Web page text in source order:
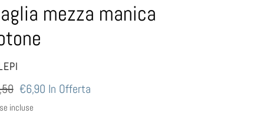
mezza manica
Prezzo
scontato
€6,90 In Offerta
incluse